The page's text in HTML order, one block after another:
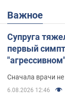
Важное
Супруга
первый
Сначала врачи
6.08.2026 12:46